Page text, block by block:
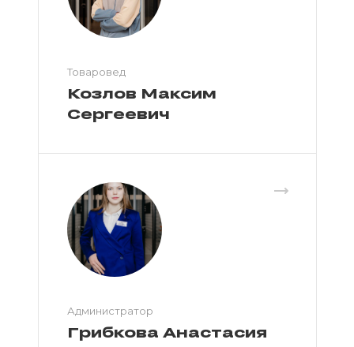
Товаровед
Козлов Максим
Сергеевич
Администратор
Грибкова Анастасия